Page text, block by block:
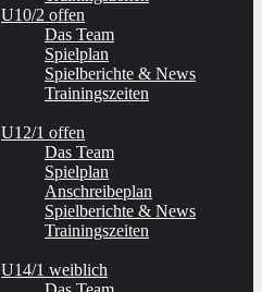
U10/2 offen
Das Team
Spielplan
Spielberichte & News
Trainingszeiten
U12/1 offen
Das Team
Spielplan
Anschreibeplan
Spielberichte & News
Trainingszeiten
U14/1 weiblich